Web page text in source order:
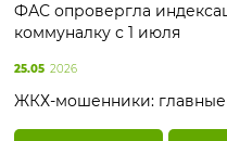
ФАС опровергла
коммуналку с 1 июля
25.05 2026
ЖКХ-мошенники: главные